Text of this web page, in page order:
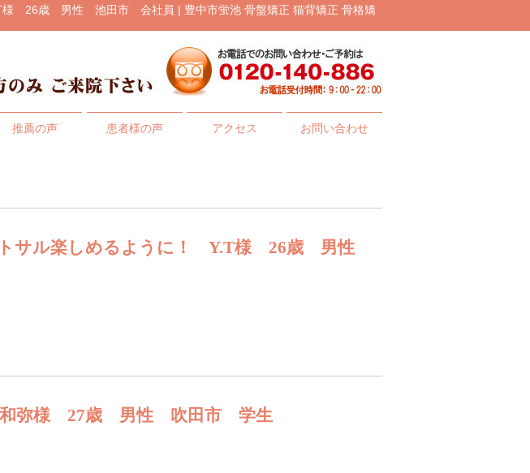
様 26歳 男性 池田市 会社員 | 豊中市蛍池 骨盤矯正 猫背矯正 骨格矯
推薦の声 患者様の声 アクセス お問い合わせ
トサル楽しめるように！ Y.T様 26歳 男性
和弥様 27歳 男性 吹田市 学生